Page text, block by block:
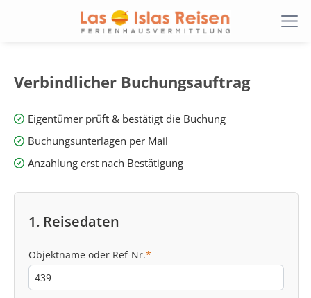
Verbindlicher Buchungsauftrag
Eigentümer prüft & bestätigt die Buchung
Buchungsunterlagen per Mail
Anzahlung erst nach Bestätigung
1. Reisedaten
Objektname oder Ref-Nr.*